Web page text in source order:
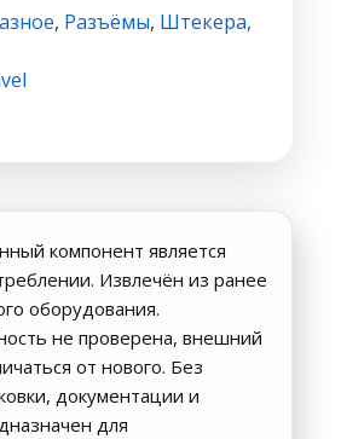
, Разъёмы, Штекера,
компонент является
Извлечён из ранее
оборудования.
не проверена, внешний
от нового. Без
документации и
для